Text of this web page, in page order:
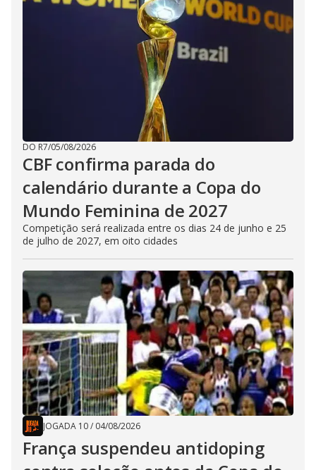
DO R7/05/08/2026
CBF confirma parada do
calendário durante a Copa do
Mundo Feminina de 2027
Competição será realizada entre os dias 24 de junho e 25
de julho de 2027, em oito cidades
JOGADA 10/ 04/08/2026
França suspendeu antidoping